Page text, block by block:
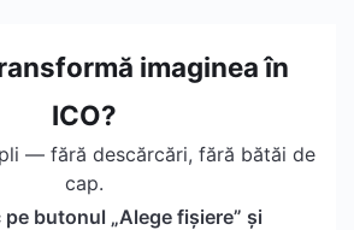
imaginea în
ICO?
— fără descărcări, fără bătăi de
cap.
pe butonul „Alege fișiere” și